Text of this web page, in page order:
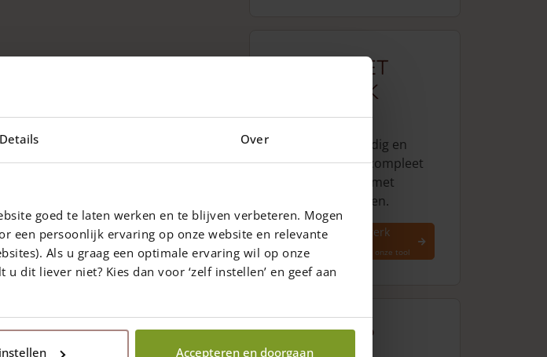
Details Over
goed te laten werken en te blijven verbeteren. Mogen
een persoonlijk ervaring op onze website en relevante
Als u graag een optimale ervaring wil op onze
dit liever niet? Kies dan voor ‘zelf instellen’ en geef aan
Accepteren en doorgaan
Compleet
hekwerk
nodig?
Stel hier eenvoudig en
vrijblijvend een compleet
hekwerk samen met
poort(en) en palen.
Stel uw hekwerk
samen
Bereken direct via onze tool
Vragen?